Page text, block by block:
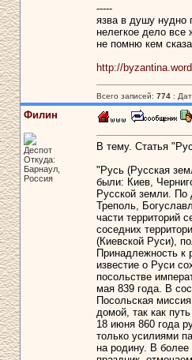
-----
язва в душу нудно
нелегкое дело все
не помню кем
http://
Всего записей: 774:
Филин
Деспот
Откуда:
Барнаул,
Россия
В тему. Статья
"Русь (Русская
были: Киев,
Русской земли. По
Треполь,
части территорий
соседних
(Киевской Руси),
Принадлежность к
известие о Руси
посольстве
мая 839 года. В
Посольская
домой, так как
18 июня 860 года
только усилиями
на родину. В более